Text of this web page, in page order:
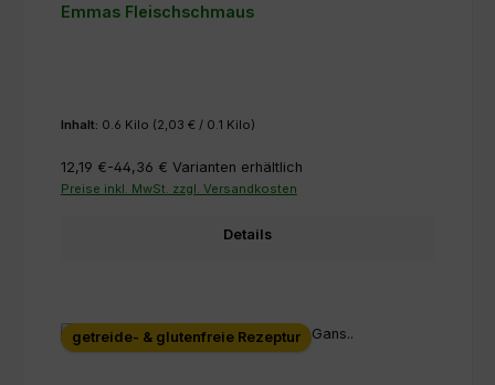
Emmas Fleischschmaus
Inhalt: 0.6 Kilo (2,03 € / 0.1 Kilo)
12,19 €-44,36 € Varianten erhältlich
Preise inkl. MwSt. zzgl. Versandkosten
Details
getreide- & glutenfreie Rezeptur